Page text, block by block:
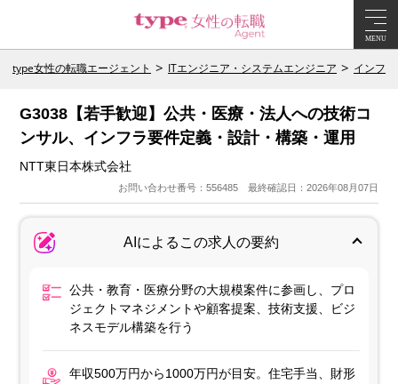
MENU
type女性の転職エージェント ITエンジニア・システムエンジニア インフ
G3038【若手歓迎】公共・医療・法人への技術コ
ンサル、インフラ要件定義・設計・構築・運用
NTT東日本株式会社
お問い合わせ番号：556485 最終確認日：2026年08月07日
AIによるこの求人の要約
公共・教育・医療分野の大規模案件に参画し、プロ
ジェクトマネジメントや顧客提案、技術支援、ビジ
ネスモデル構築を行う
年収500万円から1000万円が目安。住宅手当、財形